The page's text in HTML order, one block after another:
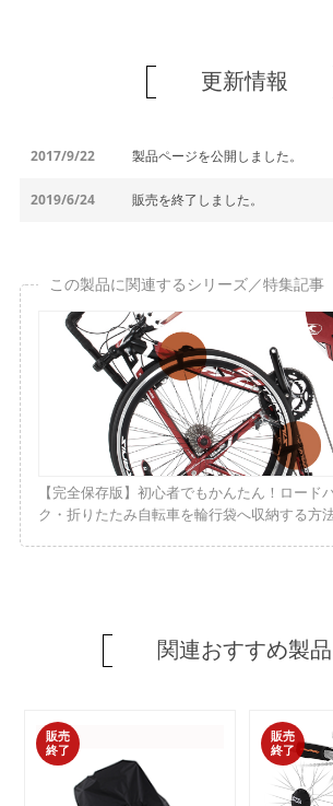
更新情報
2017/9/22 製品ページを公開しました。
2019/6/24 販売を終了しました。
この製品に関連するシリーズ／特集記事
【完全保存版】初心者でもかんたん！ロード
ク・折りたたみ自転車を輪行袋へ収納する方
関連おすすめ製品
販売
終了
販売
終了